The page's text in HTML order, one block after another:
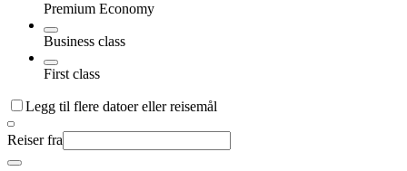
Premium Economy
Business class
First class
Legg til flere datoer eller reisemål
Reiser fra